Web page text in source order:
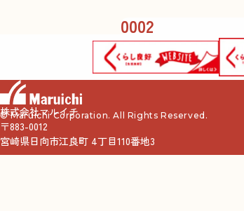
0002
株式会社マルイチ
〒883-0012
宮崎県日向市江良町 4丁目110番地3
© Maruichi Corporation. All Rights Reserved.